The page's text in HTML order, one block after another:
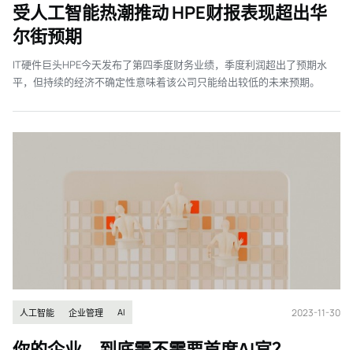
受人工智能热潮推动 HPE财报表现超出华
尔街预期
IT硬件巨头HPE今天发布了第四季度财务业绩，季度利润超出了预期水
平，但持续的经济不确定性意味着该公司只能给出较低的未来预期。
人工智能 企业管理 AI 2023-11-30